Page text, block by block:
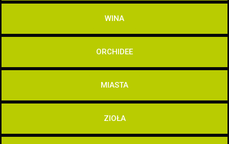
WINA
ORCHIDEE
MIASTA
ZIOŁA